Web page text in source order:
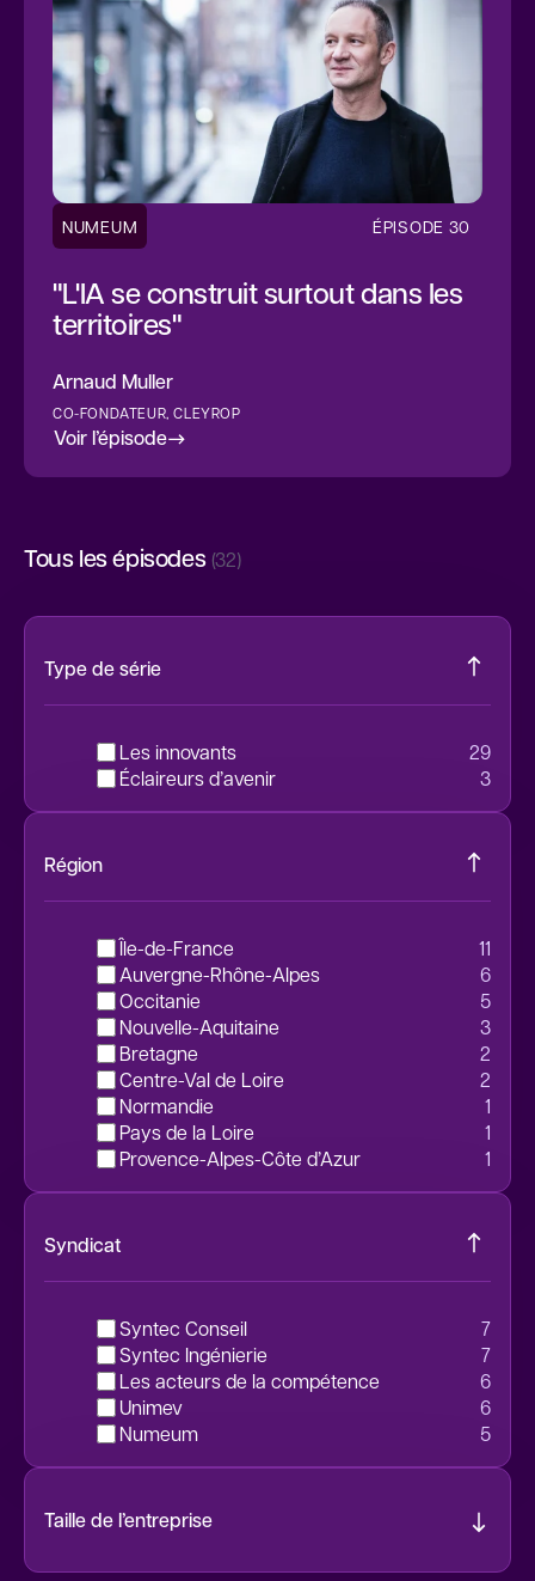
NUMEUM ÉPISODE 30
"L'IA se construit surtout dans les
territoires"
Arnaud Muller
CO-FONDATEUR, CLEYROP
Voir l’épisode
Tous les épisodes (32)
Type de série
Les innovants
29
Éclaireurs d’avenir
3
Région
Île-de-France
11
Auvergne-Rhône-Alpes
6
Occitanie
5
Nouvelle-Aquitaine
3
Bretagne
2
Centre-Val de Loire
2
Normandie
1
Pays de la Loire
1
Provence-Alpes-Côte d’Azur
1
Syndicat
Syntec Conseil
7
Syntec Ingénierie
7
Les acteurs de la compétence
6
unimev
6
Numeum
5
Taille de l’entreprise